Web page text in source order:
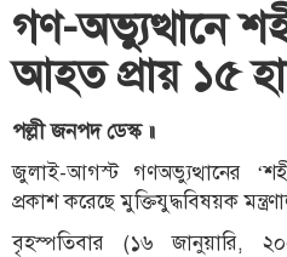
গণ-অভ্যুত্থানে
আহত প্রায় ১৫
পল্লী জনপদ ডেস্ক ॥
জুলাই-আগস্ট গণঅভ্যুত্থানের
প্রকাশ করেছে মুক্তিযুদ্ধবিষয়ক
বৃহস্পতিবার (১৬ জানুয়ারি,